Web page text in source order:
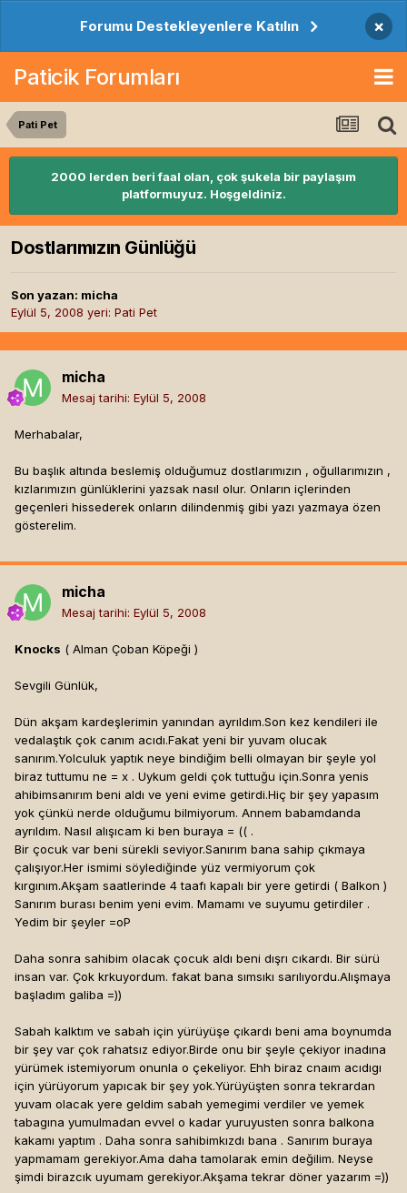
Forumu Destekleyenlere Katılın ×
Paticik Forumları
Pati Pet
2000 lerden beri faal olan, çok şukela bir paylaşım
platformuyuz. Hoşgeldiniz.
Dostlarımızın Günlüğü
Son yazan: micha
Eylül 5, 2008 yeri: Pati Pet
micha
Mesaj tarihi: Eylül 5, 2008
Merhabalar,
Bu başlık altında beslemiş olduğumuz dostlarımızın , oğullarımızın ,
kızlarımızın günlüklerini yazsak nasıl olur. Onların içlerinden
geçenleri hissederek onların dilindenmiş gibi yazı yazmaya özen
gösterelim.
micha
Mesaj tarihi: Eylül 5, 2008
Knocks ( Alman Çoban Köpeği )
Sevgili Günlük,
Dün akşam kardeşlerimin yanından ayrıldım.Son kez kendileri ile
vedalaştık çok canım acıdı.Fakat yeni bir yuvam olucak
sanırım.Yolculuk yaptık neye bindiğim belli olmayan bir şeyle yol
biraz tuttumu ne = x . Uykum geldi çok tuttuğu için.Sonra yenis
ahibimsanırım beni aldı ve yeni evime getirdi.Hiç bir şey yapasım
yok çünkü nerde olduğumu bilmiyorum. Annem babamdanda
ayrıldım. Nasıl alışıcam ki ben buraya = (( .
Bir çocuk var beni sürekli seviyor.Sanırım bana sahip çıkmaya
çalışıyor.Her ismimi söylediğinde yüz vermiyorum çok
kırgınım.Akşam saatlerinde 4 taafı kapalı bir yere getirdi ( Balkon )
Sanırım burası benim yeni evim. Mamamı ve suyumu getirdiler .
Yedim bir şeyler =oP
Daha sonra sahibim olacak çocuk aldı beni dışrı cıkardı. Bir sürü
insan var. Çok krkuyordum. fakat bana sımsıkı sarılıyordu.Alışmaya
başladım galiba =))
Sabah kalktım ve sabah için yürüyüşe çıkardı beni ama boynumda
bir şey var çok rahatsız ediyor.Birde onu bir şeyle çekiyor inadına
yürümek istemiyorum onunla o çekeliyor. Ehh biraz cnaım acıdıgı
için yürüyorum yapıcak bir şey yok.Yürüyüşten sonra tekrardan
yuvam olacak yere geldim sabah yemegimi verdiler ve yemek
tabagına yumulmadan evvel o kadar yuruyusten sonra balkona
kakamı yaptım . Daha sonra sahibimkızdı bana . Sanırım buraya
yapmamam gerekiyor.Ama daha tamolarak emin değilim. Neyse
şimdi birazcık uyumam gerekiyor.Akşama tekrar döner yazarım =))